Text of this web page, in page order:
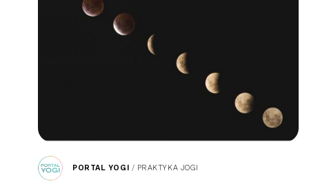
PORTAL YOGI / PRAKTYKA JOGI